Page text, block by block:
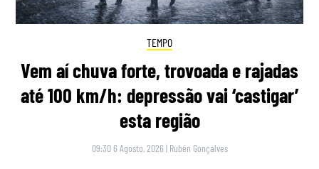
TEMPO
Vem aí chuva forte, trovoada e rajadas
até 100 km/h: depressão vai ‘castigar’
esta região
09:30 6 Agosto, 2026 | Rubén Gonçalves